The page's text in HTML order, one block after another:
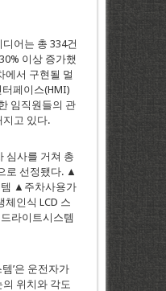
어는 총 334건
이상 증가했
에서 구현될 멀
페이스(HMI)
임직원들의 관
지고 있다.
심사를 거쳐 총
로 선정됐다. ▲
템 ▲주차사용가
인식 LCD 스
라이트시스템
’은 운전자가
위치와 각도